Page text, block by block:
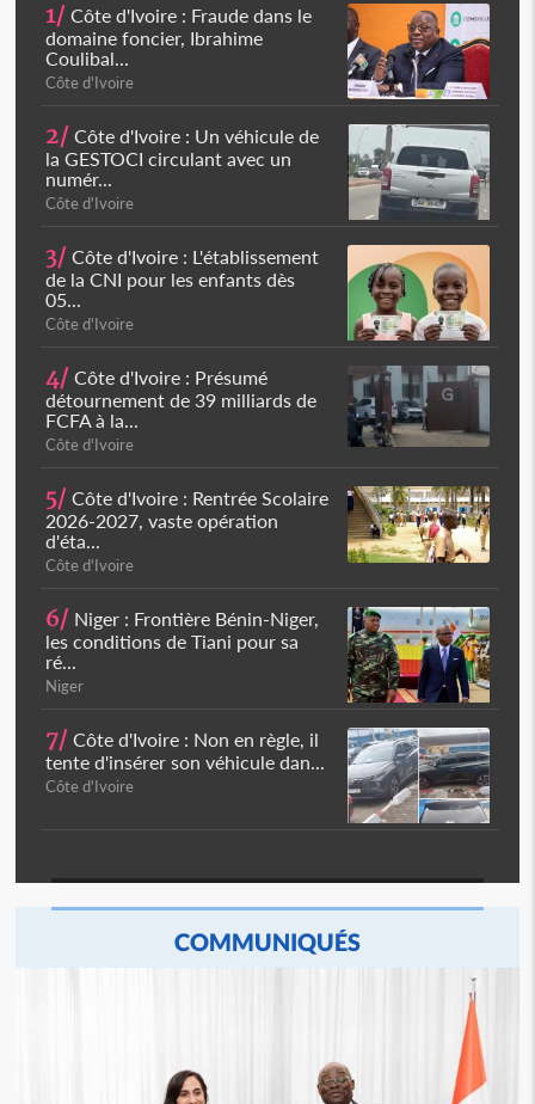
1/ Côte d'Ivoire : Fraude dans le
domaine foncier, Ibrahime
Coulibal...
Côte d'Ivoire
2/ Côte d'Ivoire : Un véhicule de
la GESTOCI circulant avec un
numér...
Côte d'Ivoire
3/ Côte d'Ivoire : L'établissement
de la CNI pour les enfants dès
05...
Côte d'Ivoire
4/ Côte d'Ivoire : Présumé
détournement de 39 milliards de
FCFA à la...
Côte d'Ivoire
5/ Côte d'Ivoire : Rentrée Scolaire
2026-2027, vaste opération
d'éta...
Côte d'Ivoire
6/ Niger : Frontière Bénin-Niger,
les conditions de Tiani pour sa
ré...
Niger
7/ Côte d'Ivoire : Non en règle, il
tente d'insérer son véhicule dan...
Côte d'Ivoire
COMMUNIQUÉS